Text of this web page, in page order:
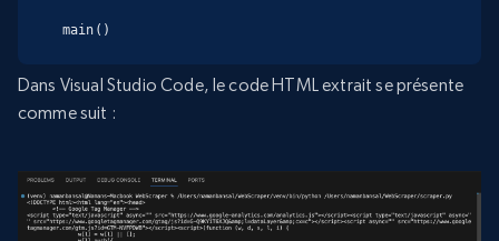
main()
Dans Visual Studio Code, le code HTML extrait se présente
comme suit :